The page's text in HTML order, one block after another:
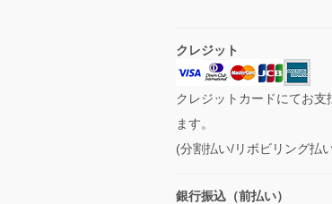
クレジット
クレジットカードにてお支
ます。
(分割払い/リボビリング払
銀行振込（前払い）